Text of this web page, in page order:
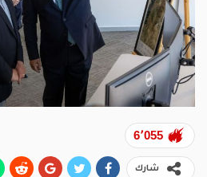
6٬055
شارك